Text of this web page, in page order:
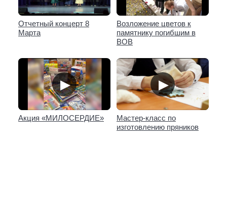
Отчетный концерт 8
Марта
Возложение цветов к
памятнику погибшим в
ВОВ
▶
Акция «МИЛОСЕРДИЕ»
▶
Мастер-класс по
изготовлению пряников